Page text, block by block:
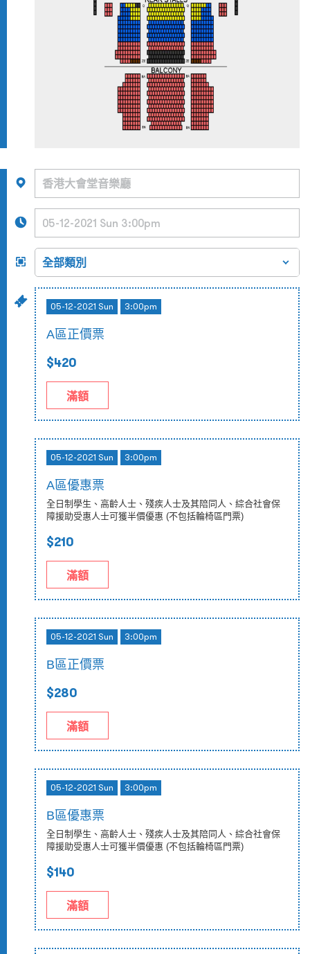
05-12-2021 Sun 3:00pm
A區正價票
$420
滿額
05-12-2021 Sun 3:00pm
A區優惠票
全日制學生、高齡人士、殘疾人士及其陪同人、綜合社會保
障援助受惠人士可獲半價優惠 (不包括輪椅區門票)
$210
滿額
05-12-2021 Sun 3:00pm
B區正價票
$280
滿額
05-12-2021 Sun 3:00pm
B區優惠票
全日制學生、高齡人士、殘疾人士及其陪同人、綜合社會保
障援助受惠人士可獲半價優惠 (不包括輪椅區門票)
$140
滿額